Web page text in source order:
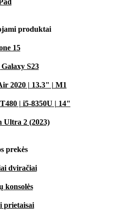
produktai
15
S23
2020 | 13.3" | M1
| i5-8350U | 14"
Ultra 2 (2023)
prekės
dviračiai
konsolės
prietaisai